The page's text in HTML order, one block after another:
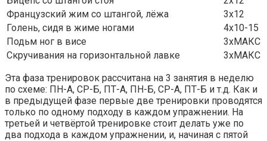
Французский жим со штангой, лёжа
3х12
Голень, сидя в жиме ногами
4х10-15
Подьм ног в висе
3хМАКС
Скручивания на горизонтальной лавке
3хМАКС
Эта фаза тренировок рассчитана на 3 занятия в неделю
по схеме: ПН-А, СР-Б, ПТ-А, ПН-Б, СР-А, ПТ-Б и т.д. Как и
в предыдущей фазе первые две тренировки проводятся
только по одному подходу в каждом упражнении. На
третьей и четвёртой тренировке стоит делать уже по
два подхода в каждом упражнении, и, начиная с пятой